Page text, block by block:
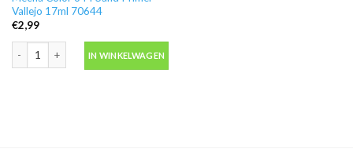
Vallejo 17ml 70644
€2,99
IN WINKELWAGEN